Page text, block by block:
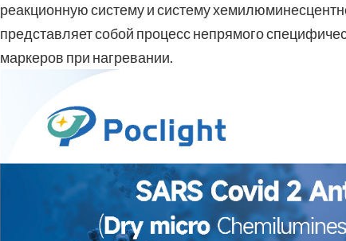
реакционную систему и систему
представляет собой процесс непрямого
маркеров при нагревании.